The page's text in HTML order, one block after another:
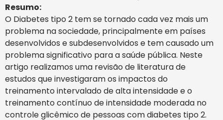
Resumo:
O Diabetes tipo 2 tem se tornado cada vez mais um
problema na sociedade, principalmente em países
desenvolvidos e subdesenvolvidos e tem causado um
problema significativo para a saúde pública. Neste
artigo realizamos uma revisão de literatura de
estudos que investigaram os impactos do
treinamento intervalado de alta intensidade e o
treinamento contínuo de intensidade moderada no
controle glicêmico de pessoas com diabetes tipo 2.